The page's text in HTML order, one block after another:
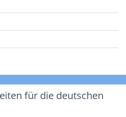
für die deutschen